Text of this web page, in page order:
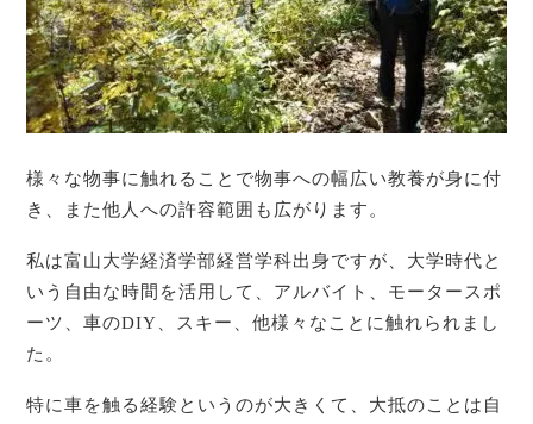
様々な物事に触れることで物事への幅広い教養が身に付
き、また他人への許容範囲も広がります。
私は富山大学経済学部経営学科出身ですが、大学時代と
いう自由な時間を活用して、アルバイト、モータースポ
ーツ、車のDIY、スキー、他様々なことに触れられまし
た。
特に車を触る経験というのが大きくて、大抵のことは自